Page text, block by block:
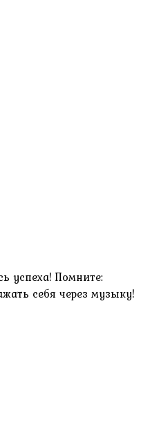
успеха! Помните:
себя через музыку!